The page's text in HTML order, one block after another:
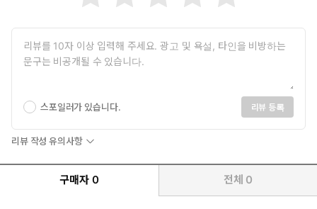
스포일러가 있습니다. 리뷰 등록
리뷰 작성 유의사항
구매자 0 전체 0